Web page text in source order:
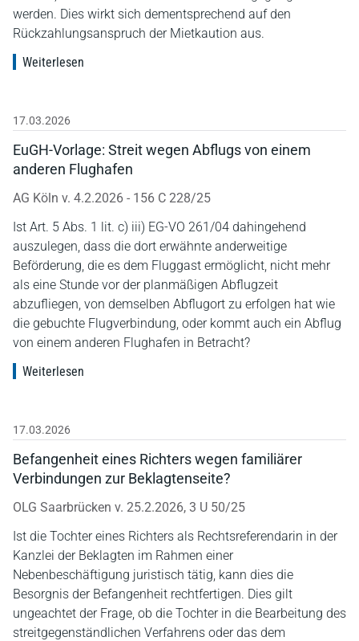
werden. Dies wirkt sich dementsprechend auf den
Rückzahlungsanspruch der Mietkaution aus.
Weiterlesen
17.03.2026
EuGH-Vorlage: Streit wegen Abflugs von einem
anderen Flughafen
AG Köln v. 4.2.2026 - 156 C 228/25
Ist Art. 5 Abs. 1 lit. c) iii) EG-VO 261/04 dahingehend
auszulegen, dass die dort erwähnte anderweitige
Beförderung, die es dem Fluggast ermöglicht, nicht mehr
als eine Stunde vor der planmäßigen Abflugzeit
abzufliegen, von demselben Abflugort zu erfolgen hat wie
die gebuchte Flugverbindung, oder kommt auch ein Abflug
von einem anderen Flughafen in Betracht?
Weiterlesen
17.03.2026
Befangenheit eines Richters wegen familiärer
Verbindungen zur Beklagtenseite?
OLG Saarbrücken v. 25.2.2026, 3 U 50/25
Ist die Tochter eines Richters als Rechtsreferendarin in der
Kanzlei der Beklagten im Rahmen einer
Nebenbeschäftigung juristisch tätig, kann dies die
Besorgnis der Befangenheit rechtfertigen. Dies gilt
ungeachtet der Frage, ob die Tochter in die Bearbeitung des
streitgegenständlichen Verfahrens oder das dem